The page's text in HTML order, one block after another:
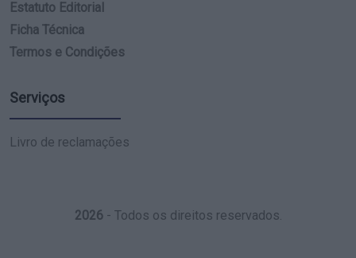
Estatuto Editorial
Ficha Técnica
Termos e Condições
Serviços
Livro de reclamações
2026- Todos os direitos reservados.